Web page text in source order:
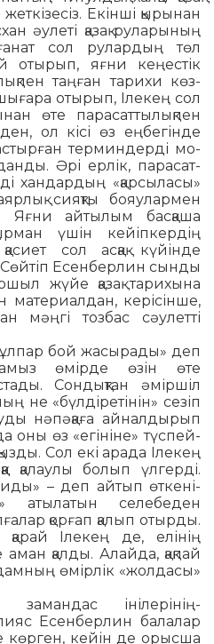
Екінші қырынан
әулеті қазақ руларының
сол рулардың төл
отырып, яғни кеңестік
таңған тарихи көз­
шығара отырып, Іле­кең сол
өте парасат­тылықпен
ол кісі өз еңбегінде
тер­миндерді мо­
Әрі ерлік, парасат­
хандардың «қарсыласы»
сияқты бояулармен
Яғни айтылым басқаша
үшін кейіпкердің
сол асқақ күйінде
Сөйтіп Есенберлин сынды
жүйе қазақ тари­хына
материалдан, керісінше,
мәңгі тозбас сәулетті
бой жасырады» деп
өмірде өзін өте
Сондықтан әмір­шіл
не «бүлдіретінін» сезіп
нәпәқаға айналдырып
оны өз «егініне» түспей­
Сол екі ара­да Ілекең
қалаулы болып үлгерді.
– деп айтып өткені­
аты­латын селебеден
қорғап қалып отырды.
қарай Ілекең де, елінің
қалды. Алайда, қақпай
өмірлік «жолдасы»
замандас інілері­нің­
Есенберлин балалар
көрген, кейін де орысша